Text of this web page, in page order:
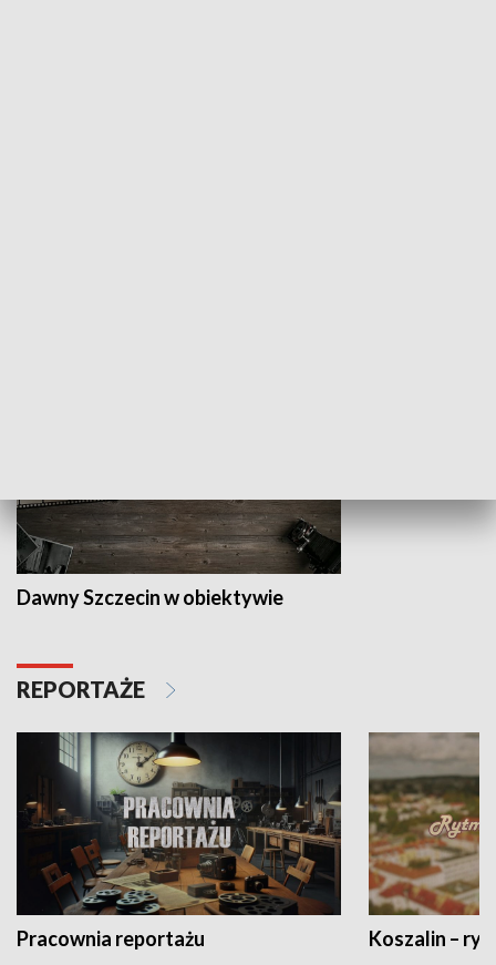
Dawny Szczecin w obiektywie
REPORTAŻE
Pracownia reportażu Koszalin –